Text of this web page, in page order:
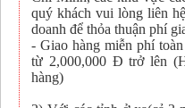
quý khách vui lòng liên
doanh để thỏa thuận phí
- Giao hàng miễn phí
từ 2,000,000 Đ trở lên
hàng)